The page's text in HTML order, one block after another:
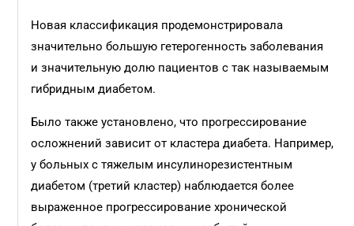
Новая классификация продемонстрировала
значительно большую гетерогенность заболевания
и значительную долю пациентов с так называемым
гибридным диабетом.
Было также установлено, что прогрессирование
осложнений зависит от кластера диабета. Например,
у больных с тяжелым инсулинорезистентным
диабетом (третий кластер) наблюдается более
выраженное прогрессирование хронической